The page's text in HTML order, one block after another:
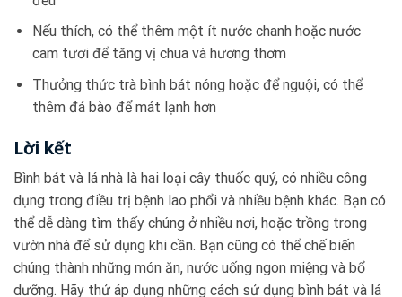
Nếu thích, có thể thêm một ít nước chanh hoặc nước
cam tươi để tăng vị chua và hương thơm
Thưởng thức trà bình bát nóng hoặc để nguội, có thể
thêm đá bào để mát lạnh hơn
Lời kết
Bình bát và lá nhà là hai loại cây thuốc quý, có nhiều công
dụng trong điều trị bệnh lao phổi và nhiều bệnh khác. Bạn có
thể dễ dàng tìm thấy chúng ở nhiều nơi, hoặc trồng trong
vườn nhà để sử dụng khi cần. Bạn cũng có thể chế biến
chúng thành những món ăn, nước uống ngon miệng và bổ
dưỡng. Hãy thử áp dụng những cách sử dụng bình bát và lá